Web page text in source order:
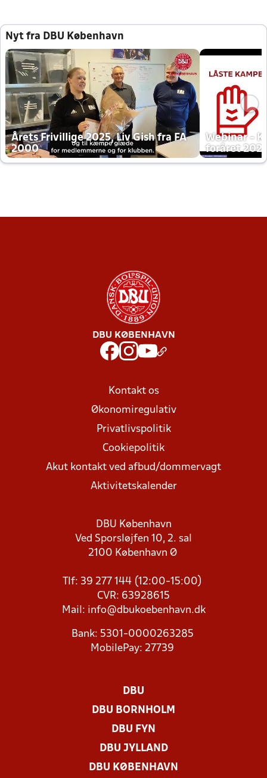
Nyt fra DBU København
Årets Frivillige 2025, Liv Gish fra FA
2000
Webinar -
foråret
DBU KØBENHAVN
Kontakt os
Økonomiregulativ
Privatlivspolitik
Cookiepolitik
Akut kontakt ved afbud/dommervagt
Aktivitetskalender
DBU København
Ved Sporsløjfen 10, 2. sal
2100 København Ø
Tlf: 39 277 144 (12:00-15:00)
CVR: 63928615
Mail: info@dbukoebenhavn.dk
Bank: 5301-0000263285
MobilePay: 27739
DBU
DBU BORNHOLM
DBU FYN
DBU JYLLAND
DBU KØBENHAVN